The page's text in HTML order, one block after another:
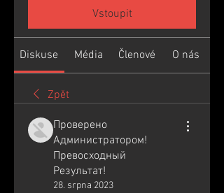
Vstoupit
Diskuse Média Členové O nás
Zpět
Проверено
Администратором!
Превосходный
Результат!
28. srpna 2023